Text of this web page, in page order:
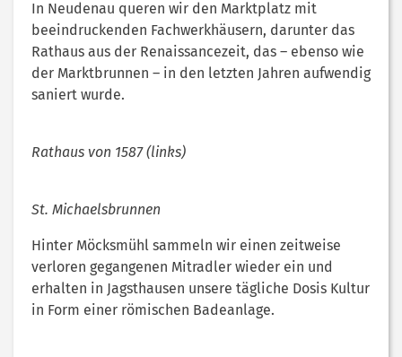
In Neudenau queren wir den Marktplatz mit
beeindruckenden Fachwerkhäusern, darunter das
Rathaus aus der Renaissancezeit, das – ebenso wie
der Marktbrunnen – in den letzten Jahren aufwendig
saniert wurde.
Rathaus von 1587 (links)
St. Michaelsbrunnen
Hinter Möcksmühl sammeln wir einen zeitweise
verloren gegangenen Mitradler wieder ein und
erhalten in Jagsthausen unsere tägliche Dosis Kultur
in Form einer römischen Badeanlage.